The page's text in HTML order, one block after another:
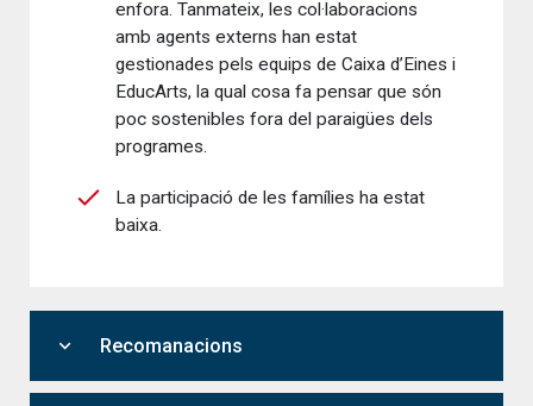
enfora. Tanmateix, les col·laboracions
amb agents externs han estat
gestionades pels equips de Caixa d’Eines i
EducArts, la qual cosa fa pensar que són
poc sostenibles fora del paraigües dels
programes.
La participació de les famílies ha estat
baixa.
expand_more Recomanacions